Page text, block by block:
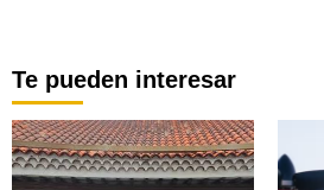
Te pueden interesar